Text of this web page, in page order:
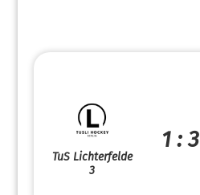
TuS Lichterfelde
3
1 : 3